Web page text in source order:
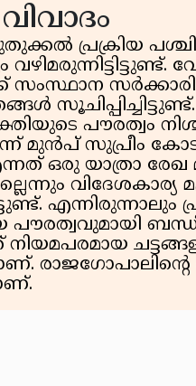
പ്രക്രിയ
സംസ്ഥാന
പൗരത്വം
മുൻപ് സുപ്രീം
ഒരു യാത്രാ രേഖ
വിദേശകാര്യ
പൗരത്വവുമായി
നിയമപരമായ
രാജഗോപാലിന്റെ